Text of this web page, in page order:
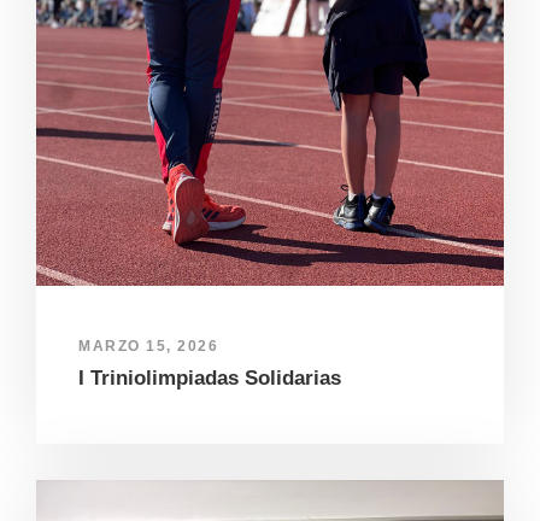
MARZO 15, 2026
I Triniolimpiadas Solidarias